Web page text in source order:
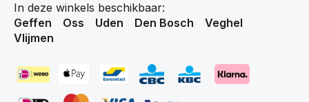
In deze winkels beschikbaar:
Geffen
Oss Uden Den Bosch
Veghel
Vlijmen